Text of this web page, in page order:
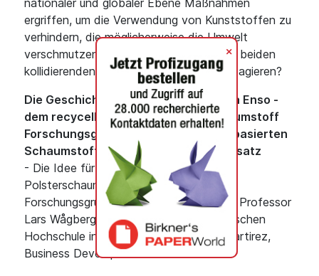
+
ergriffen, um die Verwendung von Kunststoffen zu
verhindern, die möglicherweise die Umwelt
verschmutzen. Wie können wir auf diese beiden
kollidierenden Megatrends gleichzeitig reagieren?
Die Geschichte von Papira® von Stora Enso -
dem recycelbaren Verpackungsschaumstoff
Forschungsgruppe entwickelt papierbasierten
Schaumstoff für den industriellen Einsatz
- Die Idee für einen recycelbaren
Polsterschaumstoff entstand in einer
Forschungsgruppe unter der Leitung von Professor
Lars Wågberg an der Königlichen Technischen
Hochschule in Stockholm, sagt Paula Martirez,
Business Developer bei Stora Enso.